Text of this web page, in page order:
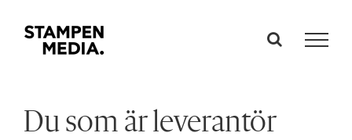
innehållet
Du som är leverantör